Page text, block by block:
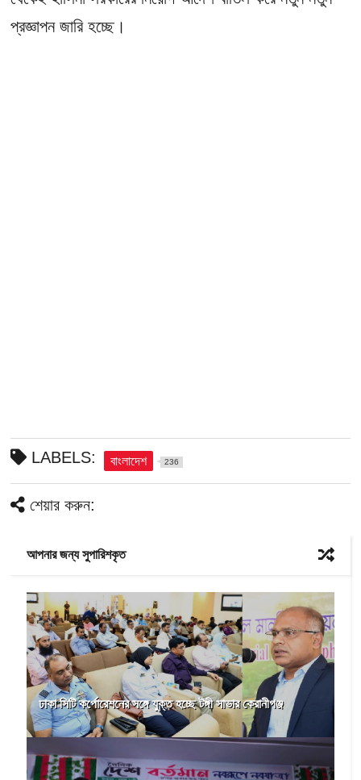
প্রজ্ঞাপন জারি হচ্ছে।
LABELS: বাংলাদেশ 236
শেয়ার করুন:
আপনার জন্য সুপারিশকৃত
ঢাকা সিটি কর্পোরেশনের সঙ্গে যুক্ত হচ্ছে টঙ্গী সাভার কেরানীগঞ্জ